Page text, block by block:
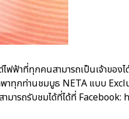
ฟ้าที่ทุกคนสามารถเป็นเจ้าของ
กท่านชมบูธ NETA แบบ
มารถรับชมได้ที่ได้ที่